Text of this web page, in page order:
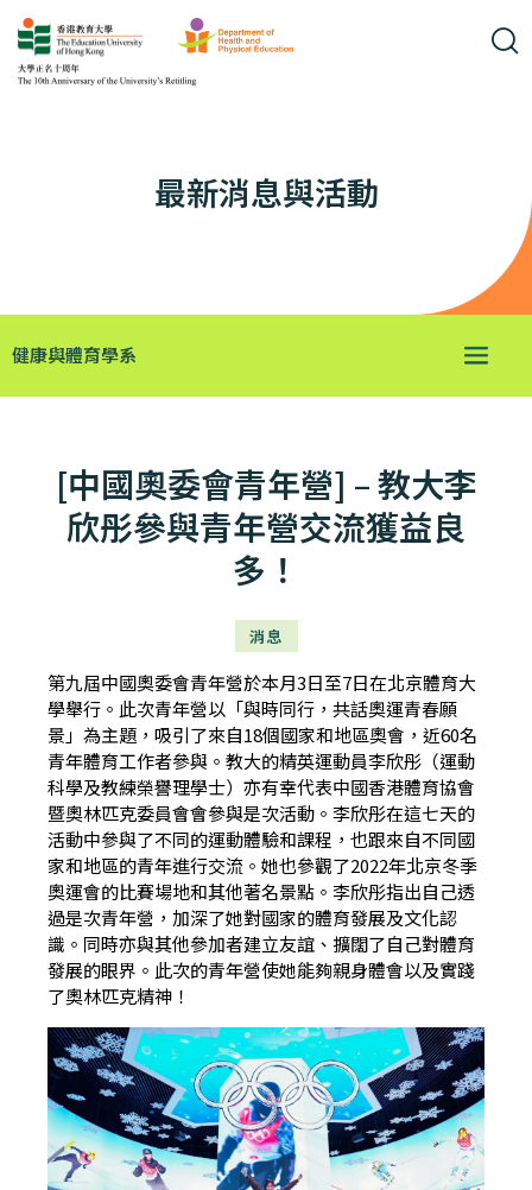
最新消息與活動
健康與體育學系
[中國奧委會青年營] – 教大李
欣彤參與青年營交流獲益良
多！
消息
第九屆中國奧委會青年營於本月3日至7日在北京體育大
學舉行。此次青年營以「與時同行，共話奧運青春願
景」為主題，吸引了來自18個國家和地區奧會，近60名
青年體育工作者參與。教大的精英運動員李欣彤（運動
科學及教練榮譽理學士）亦有幸代表中國香港體育協會
暨奧林匹克委員會會參與是次活動。李欣彤在這七天的
活動中參與了不同的運動體驗和課程，也跟來自不同國
家和地區的青年進行交流。她也參觀了2022年北京冬季
奧運會的比賽場地和其他著名景點。李欣彤指出自己透
過是次青年營，加深了她對國家的體育發展及文化認
識。同時亦與其他參加者建立友誼、擴闊了自己對體育
發展的眼界。此次的青年營使她能夠親身體會以及實踐
了奧林匹克精神！